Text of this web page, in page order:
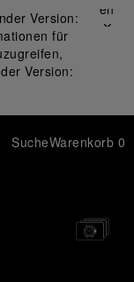
Version:
für
Version:
Schließen
✕
SucheWarenkorb 0